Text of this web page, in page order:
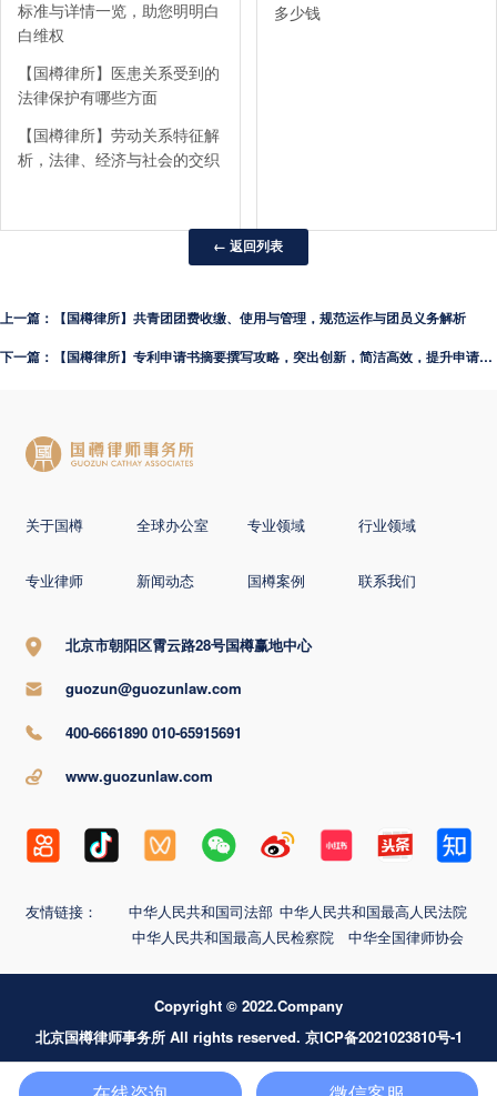
标准与详情一览，助您明明白
白维权
【国樽律所】医患关系受到的
法律保护有哪些方面
【国樽律所】劳动关系特征解
析，法律、经济与社会的交织
多少钱
← 返回列表
上一篇：【国樽律所】共青团团费收缴、使用与管理，规范运作与团员义务解析
下一篇：【国樽律所】专利申请书摘要撰写攻略，突出创新，简洁高效，提升申请通过率
关于国樽 全球办公室 专业领域 行业领域
专业律师 新闻动态 国樽案例 联系我们
北京市朝阳区霄云路28号国樽赢地中心
guozun@guozunlaw.com
400-6661890 010-65915691
www.guozunlaw.com
友情链接： 中华人民共和国司法部 中华人民共和国最高人民法院
中华人民共和国最高人民检察院
中华全国律师协会
Copyright © 2022.Company
北京国樽律师事务所 All rights reserved. 京ICP备2021023810号-1